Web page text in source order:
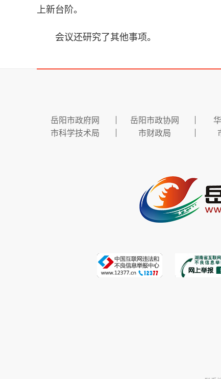
上新台阶。
会议还研究了其他事项。
岳阳市政府网 岳阳市政协网
市科学技术局
市财政局